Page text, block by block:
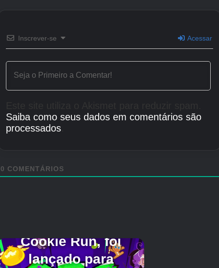
A versão móvel suporta compatibilidade total
Inscrever-se Acessar
Saiba como seus dados em comentários são
processados.
0 COMENTÁRIOS